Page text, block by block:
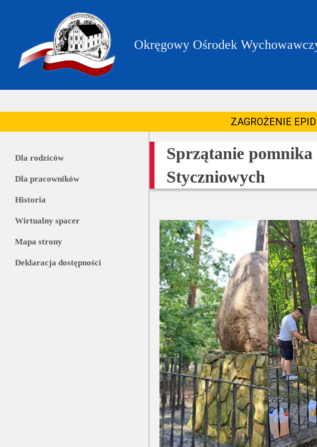
Okręgowy Ośrodek
ZAGROŻENIE
Dla rodziców
Dla pracowników
Historia
Wirtualny spacer
Mapa strony
Deklaracja dostępności
Sprzątanie pomnika
Styczniowych